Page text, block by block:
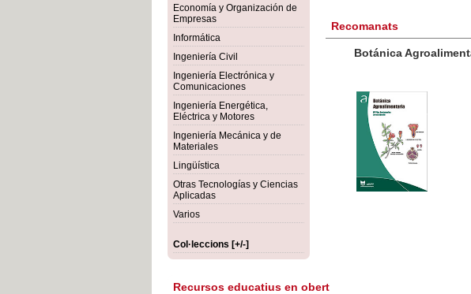
Economía y Organización de
Empresas
Informática
Ingeniería Civil
Ingeniería Electrónica y
Comunicaciones
Ingeniería Energética,
Eléctrica y Motores
Ingeniería Mecánica y de
Materiales
Lingüística
Otras Tecnologías y Ciencias
Aplicadas
Varios
Col·leccions [+/-]
Recomanats
Botánica Agroalimentaria
Recursos educatius en obert